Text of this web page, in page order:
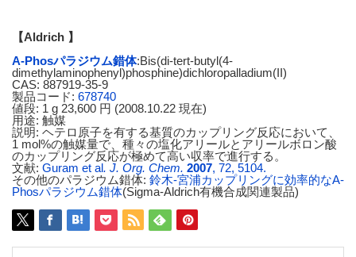
【Aldrich 】
A-Phosパラジウム錯体:Bis(di-tert-butyl(4-
dimethylaminophenyl)phosphine)dichloropalladium(II)
CAS: 887919-35-9
製品コード: 678740
値段: 1 g 23,600 円 (2008.10.22 現在)
用途: 触媒
説明: ヘテロ原子を有する基質のカップリング反応において、
1 mol%の触媒量で、種々の塩化アリールとアリールボロン酸
のカップリング反応が極めて高い収率で進行する。
文献: Guram et al. J. Org. Chem. 2007, 72, 5104.
その他のパラジウム錯体: 鈴木-宮浦カップリングに効率的なA-
Phosパラジウム錯体(Sigma-Aldrich有機合成関連製品)